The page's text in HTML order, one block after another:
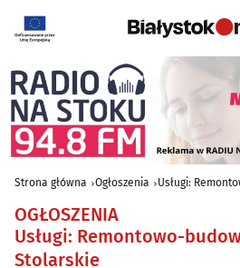
Strona główna Ogłoszenia Usługi:
OGŁOSZENIA
Usługi: Remontowo-
Stolarskie